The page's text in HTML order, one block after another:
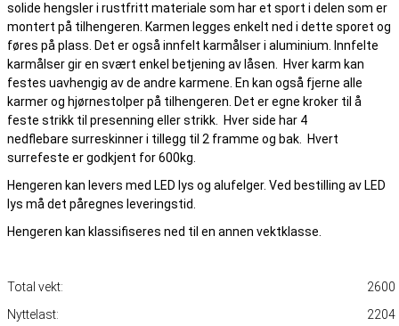
solide hengsler i rustfritt materiale som har et sport i delen som er
montert på tilhengeren. Karmen legges enkelt ned i dette sporet og
føres på plass. Det er også innfelt karmålser i aluminium. Innfelte
karmålser gir en svært enkel betjening av låsen. Hver karm kan
festes uavhengig av de andre karmene. En kan også fjerne alle
karmer og hjørnestolper på tilhengeren. Det er egne kroker til å
feste strikk til presenning eller strikk. Hver side har 4
nedflebare surreskinner i tillegg til 2 framme og bak. Hvert
surrefeste er godkjent for 600kg.
Hengeren kan levers med LED lys og alufelger. Ved bestilling av LED
lys må det påregnes leveringstid.
Hengeren kan klassifiseres ned til en annen vektklasse.
Total vekt:
2600
Nyttelast:
2204